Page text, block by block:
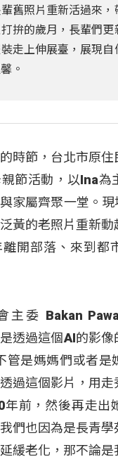
舊照片重新活過來，
拚的歲月，長輩們更
走上伸展臺，展現自
。
時節，台北市原
節活動，以Ina為
家屬齊聚一堂。
黃的老照片重新
開部落、來到都
主委 Bakan
透過這個AI的影
管是媽媽們或者是
過這個影片，用
年前，然後再走出
們也因為是長青
緩老化，那不論